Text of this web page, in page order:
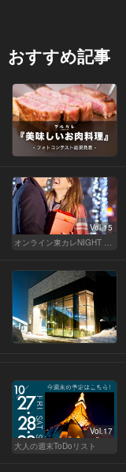
おすすめ記事
Vol.15
オンライン東カレNIGHT イベント募集
Vol.17
大人の週末ToDoリスト